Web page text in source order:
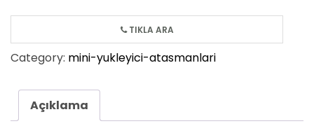
TIKLA ARA
Category: mini-yukleyici-atasmanlari
Açıklama